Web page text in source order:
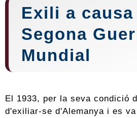
Exili a
Segona
Mundial
El 1933, per la seva condició
d'exiliar-se d'Alemanya i es